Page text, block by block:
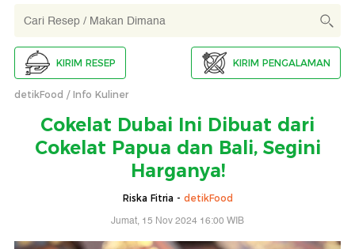
KIRIM RESEP KIRIM PENGALAMAN
detikFood Info Kuliner
Cokelat Dubai Ini Dibuat dari
Cokelat Papua dan Bali, Segini
Harganya!
Riska Fitria - detikFood
Jumat, 15 Nov 2024 16:00 WIB